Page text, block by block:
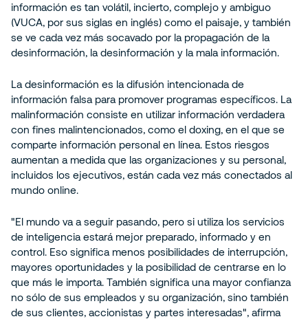
información es tan volátil, incierto, complejo y ambiguo
(VUCA, por sus siglas en inglés) como el paisaje, y también
se ve cada vez más socavado por la propagación de la
desinformación, la desinformación y la mala información.
La desinformación es la difusión intencionada de
información falsa para promover programas específicos. La
malinformación consiste en utilizar información verdadera
con fines malintencionados, como el doxing, en el que se
comparte información personal en línea. Estos riesgos
aumentan a medida que las organizaciones y su personal,
incluidos los ejecutivos, están cada vez más conectados al
mundo online.
"El mundo va a seguir pasando, pero si utiliza los servicios
de inteligencia estará mejor preparado, informado y en
control. Eso significa menos posibilidades de interrupción,
mayores oportunidades y la posibilidad de centrarse en lo
que más le importa. También significa una mayor confianza
no sólo de sus empleados y su organización, sino también
de sus clientes, accionistas y partes interesadas", afirma